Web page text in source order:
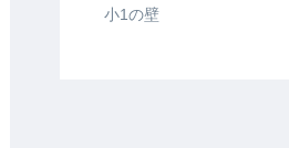
小1の壁